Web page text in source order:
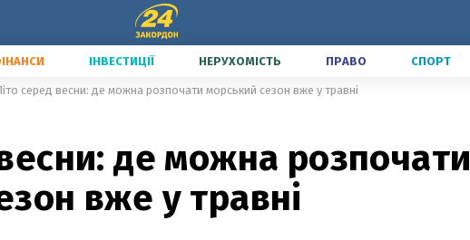
ІНВЕСТИЦІЇ НЕРУХОМІСТЬ ПРАВО СПОРТ
серед весни: де можна розпочати морський сезон вже у травні
де можна розпочати
вже у травні